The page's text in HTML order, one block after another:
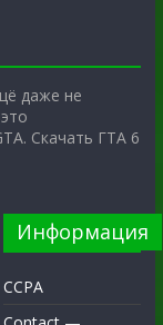
даже не
Скачать ГТА 6
Информация
CCPA